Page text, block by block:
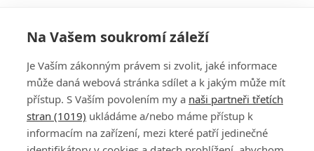
PŘIHLÁSIT
Na Vašem soukromí záleží
Je Vaším zákonným právem si zvolit, jaké informace
může daná webová stránka sdílet a k jakým může mít
přístup. S Vaším povolením my a naši partneři třetích
stran (1019) ukládáme a/nebo máme přístup k
informacím na zařízení, mezi které patří jedinečné